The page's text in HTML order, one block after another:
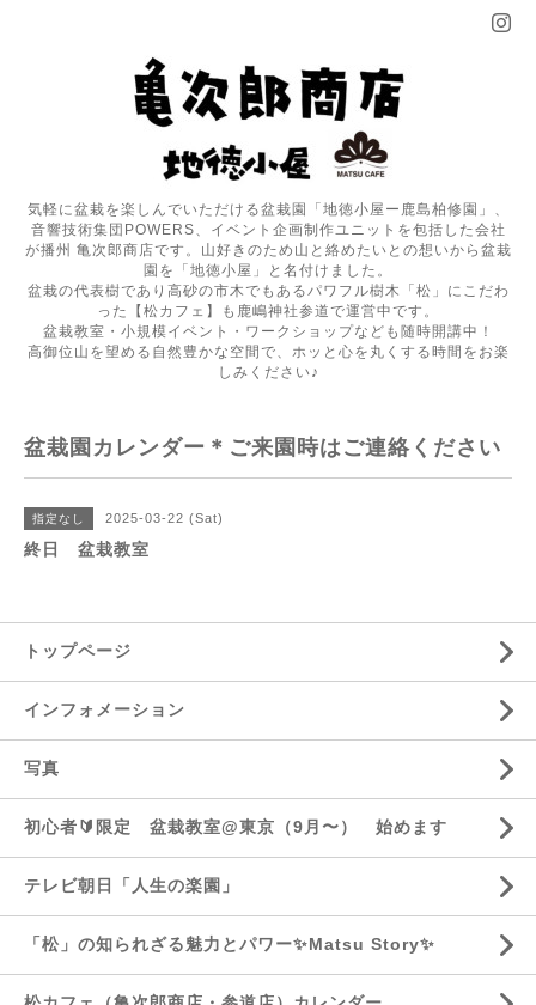
気軽に盆栽を楽しんでいただける盆栽園「地徳小屋ー鹿島柏修園」、
音響技術集団POWERS、イベント企画制作ユニットを包括した会社
が播州 亀次郎商店です。山好きのため山と絡めたいとの想いから盆栽
園を「地徳小屋」と名付けました。
盆栽の代表樹であり高砂の市木でもあるパワフル樹木「松」にこだわ
った【松カフェ】も鹿嶋神社参道で運営中です。
盆栽教室・小規模イベント・ワークショップなども随時開講中！
高御位山を望める自然豊かな空間で、ホッと心を丸くする時間をお楽
しみください♪
盆栽園カレンダー＊ご来園時はご連絡ください
指定なし 2025-03-22 (Sat)
終日 盆栽教室
トップページ
インフォメーション
写真
初心者🔰限定 盆栽教室@東京（9月〜） 始めます
テレビ朝日「人生の楽園」
「松」の知られざる魅力とパワー✨Matsu Story✨